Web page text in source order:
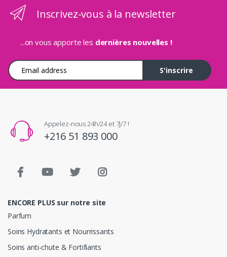
Inscrivez-vous à la newsletter
...on vous apporte les dernières nouvelles !
Adresse e-mail
S'inscrire
Appelez-nous 24h/24 et 7j/7 !
+216 51 893 000
ENCORE PLUS sur notre site
Parfum
Soins Hydratants et Nourrissants
Soins anti-chute & Fortifiants